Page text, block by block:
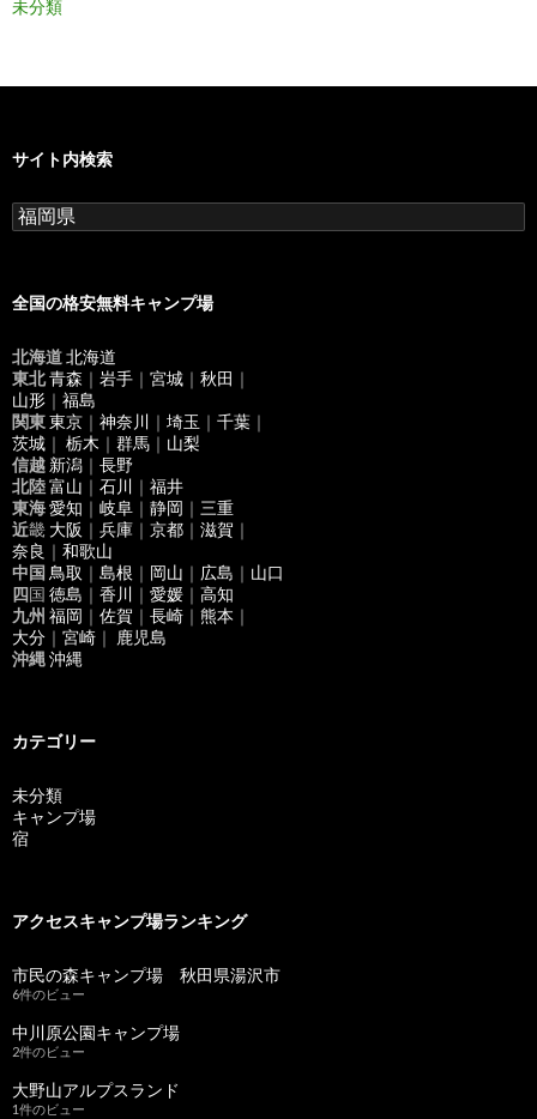
未分類
サイト内検索
検
索
全国の格安無料キャンプ場
北海道北海道
東北青森 ｜ 岩手 ｜ 宮城 ｜ 秋田 ｜
山形 ｜ 福島
関東東京 ｜ 神奈川 ｜ 埼玉 ｜ 千葉 ｜
茨城 ｜ 栃木 ｜ 群馬 ｜ 山梨
信越 新潟 ｜ 長野
北陸富山 ｜ 石川 ｜ 福井
東海愛知 ｜ 岐阜 ｜ 静岡 ｜ 三重
近畿 大阪 ｜ 兵庫 ｜ 京都 ｜ 滋賀 ｜
奈良 ｜ 和歌山
中国 鳥取 ｜ 島根 ｜ 岡山 ｜ 広島 ｜ 山口
四国 徳島 ｜ 香川 ｜ 愛媛 ｜ 高知
九州 福岡 ｜ 佐賀 ｜ 長崎 ｜ 熊本 ｜
大分 ｜ 宮崎 ｜
鹿児島
沖縄沖縄
カテゴリー
未分類
キャンプ場
宿
アクセスキャンプ場ランキング
市民の森キャンプ場 秋田県湯沢市
6件のビュー
中川原公園キャンプ場
2件のビュー
大野山アルプスランド
1件のビュー